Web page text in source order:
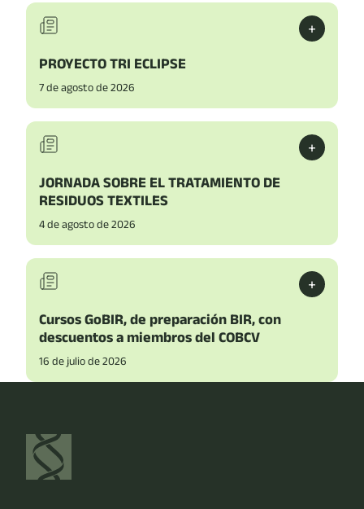
+
PROYECTO TRI ECLIPSE
7 de agosto de 2026
+
JORNADA SOBRE EL TRATAMIENTO DE
RESIDUOS TEXTILES
4 de agosto de 2026
+
Cursos GoBIR, de preparación BIR, con
descuentos a miembros del COBCV
16 de julio de 2026